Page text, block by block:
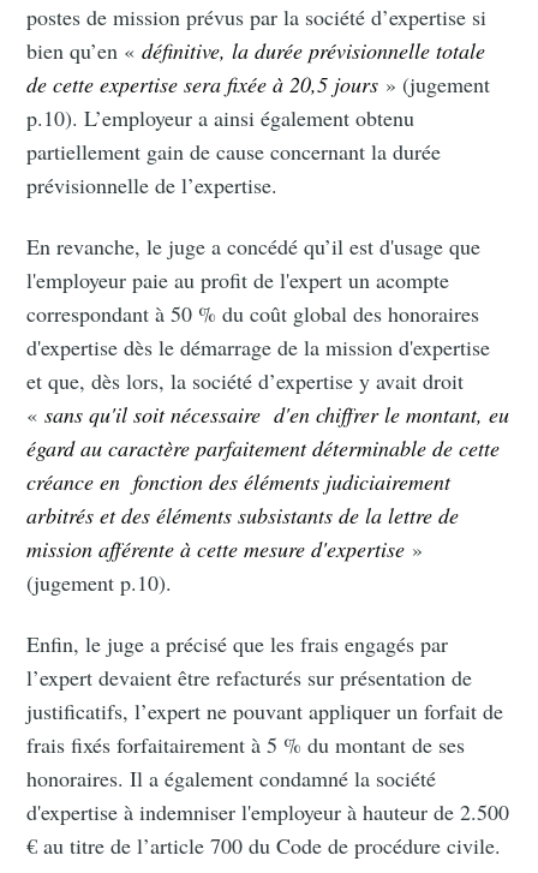
postes de mission prévus par la société d’expertise si
bien qu’en «définitive, la durée prévisionnelle totale
de cette expertise sera fixée à 20,5 jours » (jugement
p.10). L’employeur a ainsi également obtenu
partiellement gain de cause concernant la durée
prévisionnelle de l’expertise.
En revanche, le juge a concédé qu’il est d'usage que
l'employeur paie au profit de l'expert un acompte
correspondant à 50 % du coût global des honoraires
d'expertise dès le démarrage de la mission d'expertise
et que, dès lors, la société d’expertise y avait droit
«sans qu'il soit nécessaire d'en chiffrer le montant, eu
égard au caractère parfaitement déterminable de cette
créance en fonction des éléments judiciairement
arbitrés et des éléments subsistants de la lettre de
mission afférente à cette mesure d'expertise »
(jugement p.10).
Enfin, le juge a précisé que les frais engagés par
l’expert devaient être refacturés sur présentation de
justificatifs, l’expert ne pouvant appliquer un forfait de
frais fixés forfaitairement à 5 % du montant de ses
honoraires. Il a également condamné la société
d'expertise à indemniser l'employeur à hauteur de 2.500
€ au titre de l’article 700 du Code de procédure civile.